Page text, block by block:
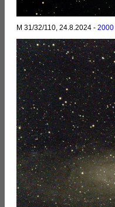
M 31/32/110, 24.8.2024 - 2000